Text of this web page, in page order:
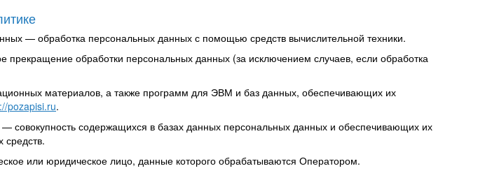
— обработка персональных данных с помощью средств вычислительной техники.
обработки персональных данных (за исключением случаев, если обработка
материалов, а также программ для ЭВМ и баз данных, обеспечивающих их
pozapisi.ru.
содержащихся в базах данных персональных данных и обеспечивающих их
средств.
или юридическое лицо, данные которого обрабатываются Оператором.